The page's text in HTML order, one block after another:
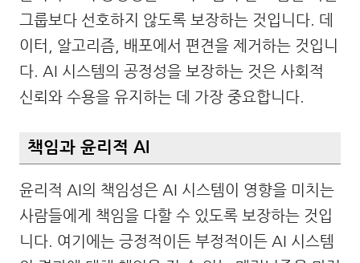
그룹보다 선호하지 않도록 보장하는 것입니다. 데
이터, 알고리즘, 배포에서 편견을 제거하는 것입니
다. AI 시스템의 공정성을 보장하는 것은 사회적
신뢰와 수용을 유지하는 데 가장 중요합니다.
책임과 윤리적 AI
윤리적 AI의 책임성은 AI 시스템이 영향을 미치는
사람들에게 책임을 다할 수 있도록 보장하는 것입
니다. 여기에는 긍정적이든 부정적이든 AI 시스템